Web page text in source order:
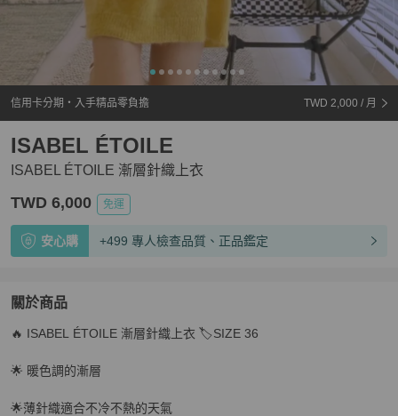
信用卡分期・入手精品零負擔 TWD 2,000 / 月
ISABEL ÉTOILE 漸層針織上衣
ISABEL ÉTOILE
TWD 6,000 免運
安心購 +499 專人檢查品質、正品鑑定
關於商品
關於ISABEL ÉTOILE 漸層針織上衣商品詳情與購買須知
🔥 ISABEL ÉTOILE 漸層針織上衣 🏷️SIZE 36
🌟 暖色調的漸層
🌟薄針織適合不冷不熱的天氣